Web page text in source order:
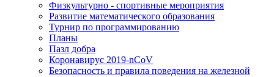
Физкультурно - спортивные мероприятия
Развитие математического образования
Турнир по программированию
Планы
Пазл добра
Коронавирус 2019-nCoV
Безопасность и правила поведения на железной